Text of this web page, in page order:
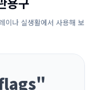
이나 실생활에서 사용해 보
"